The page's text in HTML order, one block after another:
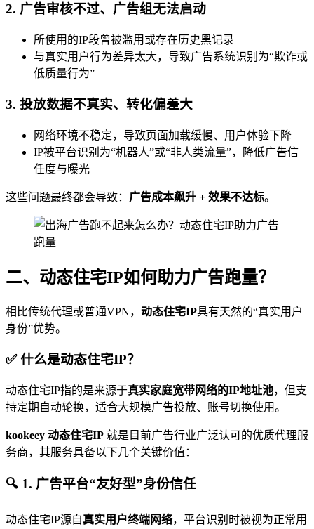
2. 广告审核不过、广告组无法启动
所使用的IP段曾被滥用或存在历史黑记录
与真实用户行为差异太大，导致广告系统识别为“欺诈或
低质量行为”
3. 投放数据不真实、转化偏差大
网络环境不稳定，导致页面加载缓慢、用户体验下降
IP被平台识别为“机器人”或“非人类流量”，降低广告信
任度与曝光
这些问题最终都会导致： 广告成本飙升 + 效果不达标。
二、动态住宅IP如何助力广告跑量？
相比传统代理或普通VPN， 动态住宅IP具有天然的“真实用户
身份”优势。
✅ 什么是动态住宅IP？
动态住宅IP指的是来源于真实家庭宽带网络的IP地址池，但支
持定期自动轮换，适合大规模广告投放、账号切换使用。
kookeey 动态住宅IP 就是目前广告行业广泛认可的优质代理服
务商，其服务具备以下几个关键价值：
🔍 1. 广告平台“友好型”身份信任
动态住宅IP源自真实用户终端网络，平台识别时被视为正常用